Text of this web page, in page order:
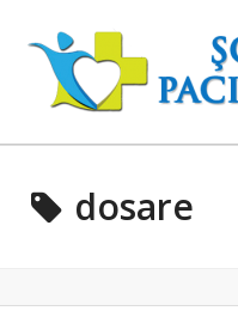
dosare